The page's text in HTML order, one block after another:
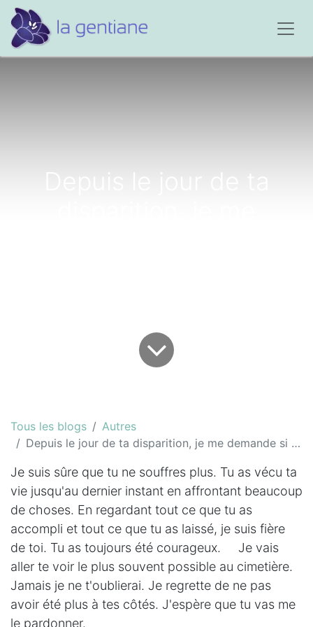
Tous les blogs
Autres
Depuis le jour de ta disparition, je me demande si tu es mieux là-haut...
Je suis sûre que tu ne souffres plus. Tu as vécu ta
vie jusqu'au dernier instant en affrontant beaucoup
de choses. En regardant tout ce que tu as
accompli et tout ce que tu as laissé, je suis fière
de toi. Tu as toujours été courageux. Je vais
aller te voir le plus souvent possible au cimetière.
Jamais je ne t'oublierai. Je regrette de ne pas
avoir été plus à tes côtés. J'espère que tu vas me
le pardonner.